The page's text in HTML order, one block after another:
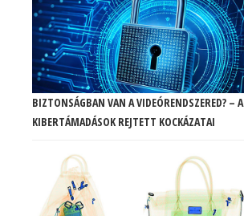
BIZTONSÁGBAN VAN A VIDEÓRENDSZERED? – A
KIBERTÁMADÁSOK REJTETT KOCKÁZATAI